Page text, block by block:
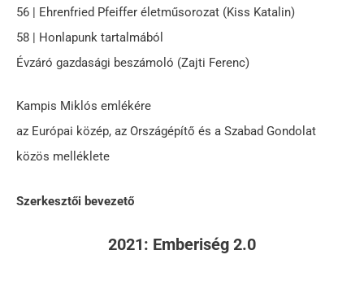
56 | Ehrenfried Pfeiffer életműsorozat (Kiss Katalin)
58 | Honlapunk tartalmából
Évzáró gazdasági beszámoló (Zajti Ferenc)
Kampis Miklós emlékére
az Európai közép, az Országépítő és a Szabad Gondolat
közös melléklete
Szerkesztői bevezető
2021: Emberiség 2.0